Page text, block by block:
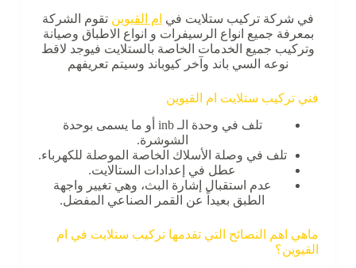
في شركة تركيب ستلايت في ام القيوين تقوم الشركة
بمعرفة جميع انواع الرسيفرات و انواع الاطباق وصيانة
وتركيب جميع الخدمات الخاصة بالستلايت فيوجد لاقط
نوعه السي باند وآخر كيوباند وسيتم تعريفهم
فني تركيب ستلايت ام القيوين
تلف في وحدة الـ inb أو ما يسمى بوحدة
الشوشرة.
تلف في وصلة الأسلاك الخاصة الموصلة للكهرباء.
عطل في إعدادات الستالايت.
عدم استقبال إشارة البث، وهي تغيير واجهة
الطبق بعيداً عن القمر الصناعي المفضل.
ماهي اهم النصائح التي تقدمها تركيب ستلايت في ام
القيوين؟